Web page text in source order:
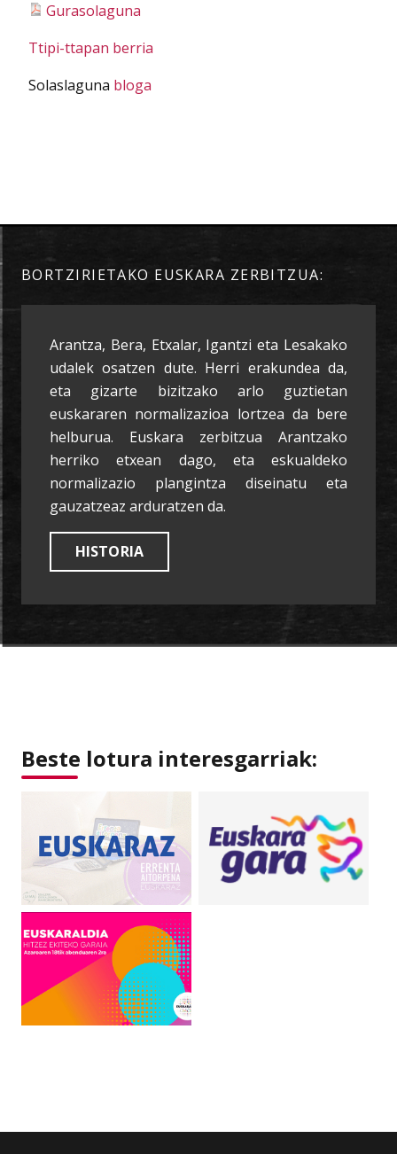
Gurasolaguna
Ttipi-ttapan berria
Solaslaguna bloga
BORTZIRIETAKO EUSKARA ZERBITZUA:
Arantza, Bera, Etxalar, Igantzi eta Lesakako
udalek osatzen dute. Herri erakundea da,
eta gizarte bizitzako arlo guztietan
euskararen normalizazioa lortzea da bere
helburua. Euskara zerbitzua Arantzako
herriko etxean dago, eta eskualdeko
normalizazio plangintza diseinatu eta
gauzatzeaz arduratzen da.
HISTORIA
Beste lotura interesgarriak: